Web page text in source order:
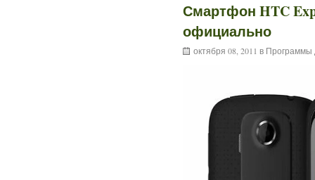
Смартфон HTC
официально
октября 08, 2011 в Программы